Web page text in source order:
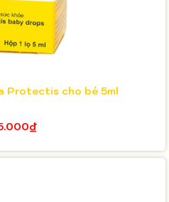
Protectis cho bé 5ml